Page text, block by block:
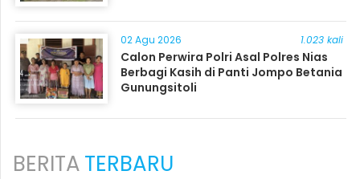
02 Agu 2026 1.023 kali
Calon Perwira Polri Asal Polres Nias
Berbagi Kasih di Panti Jompo Betania
Gunungsitoli
BERITATERBARU